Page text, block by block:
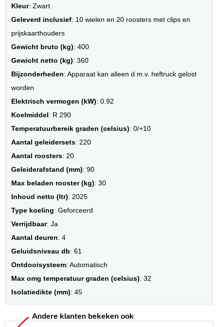
Kleur: Zwart
Geleverd inclusief: 10 wielen en 20 roosters met clips en
prijskaarthouders
Gewicht bruto (kg): 400
Gewicht netto (kg): 360
Bijzonderheden: Apparaat kan alleen d.m.v. heftruck gelost
worden
Elektrisch vermogen (kW): 0.92
Koelmiddel: R 290
Temperatuurbereik graden (celsius): 0/+10
Aantal geleidersets: 220
Aantal roosters: 20
Geleiderafstand (mm): 90
Max beladen rooster (kg): 30
Inhoud netto (ltr): 2025
Type koeling: Geforceerd
Verrijdbaar: Ja
Aantal deuren: 4
Geluidsniveau db: 61
Ontdooisysteem: Automatisch
Max omg temperatuur graden (celsius): 32
Isolatiedikte (mm): 45
Andere klanten bekeken ook